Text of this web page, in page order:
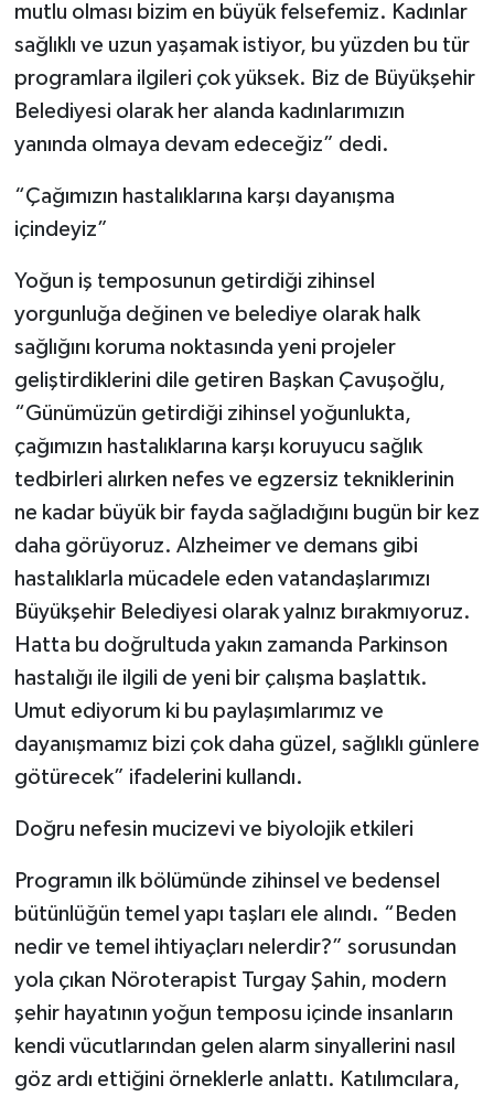
mutlu olması bizim en büyük felsefemiz. Kadınlar
sağlıklı ve uzun yaşamak istiyor, bu yüzden bu tür
programlara ilgileri çok yüksek. Biz de Büyükşehir
Belediyesi olarak her alanda kadınlarımızın
yanında olmaya devam edeceğiz” dedi.
“Çağımızın hastalıklarına karşı dayanışma
içindeyiz”
Yoğun iş temposunun getirdiği zihinsel
yorgunluğa değinen ve belediye olarak halk
sağlığını koruma noktasında yeni projeler
geliştirdiklerini dile getiren Başkan Çavuşoğlu,
“Günümüzün getirdiği zihinsel yoğunlukta,
çağımızın hastalıklarına karşı koruyucu sağlık
tedbirleri alırken nefes ve egzersiz tekniklerinin
ne kadar büyük bir fayda sağladığını bugün bir kez
daha görüyoruz. Alzheimer ve demans gibi
hastalıklarla mücadele eden vatandaşlarımızı
Büyükşehir Belediyesi olarak yalnız bırakmıyoruz.
Hatta bu doğrultuda yakın zamanda Parkinson
hastalığı ile ilgili de yeni bir çalışma başlattık.
Umut ediyorum ki bu paylaşımlarımız ve
dayanışmamız bizi çok daha güzel, sağlıklı günlere
götürecek” ifadelerini kullandı.
Doğru nefesin mucizevi ve biyolojik etkileri
Programın ilk bölümünde zihinsel ve bedensel
bütünlüğün temel yapı taşları ele alındı. “Beden
nedir ve temel ihtiyaçları nelerdir?” sorusundan
yola çıkan Nöroterapist Turgay Şahin, modern
şehir hayatının yoğun temposu içinde insanların
kendi vücutlarından gelen alarm sinyallerini nasıl
göz ardı ettiğini örneklerle anlattı. Katılımcılara,